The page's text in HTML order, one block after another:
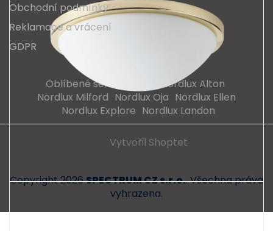
Obchodní podmínky
Reklamace a vrácení
GDPR
Oblíbené série svítidel:
Nordlux Alton
Nordlux Milford Nordlux Oja Nordlux Ellen
Nordlux Explore Nordlux Landon
Vytvořil Shoptet
Copyright 2026SPECTRUM CZ s.r.o.. Všechna práva
vyhrazena.